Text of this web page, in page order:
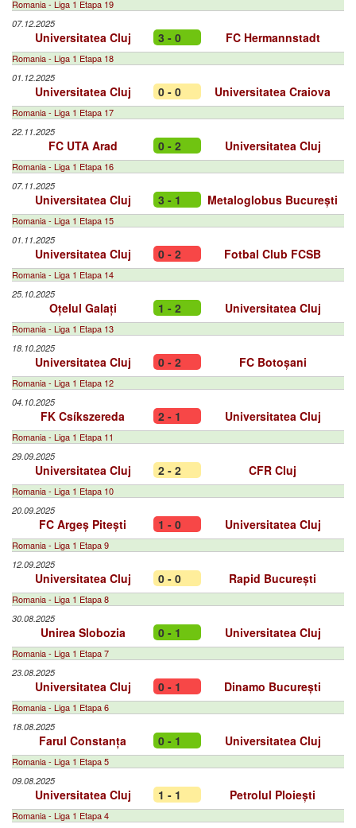
Romania - Liga 1 Etapa 19
07.12.2025
Universitatea Cluj 3 - 0 FC Hermannstadt
Romania - Liga 1 Etapa 18
01.12.2025
Universitatea Cluj 0 - 0 Universitatea Craiova
Romania - Liga 1 Etapa 17
22.11.2025
FC UTA Arad 0 - 2 Universitatea Cluj
Romania - Liga 1 Etapa 16
07.11.2025
Universitatea Cluj 3 - 1 Metaloglobus București
Romania - Liga 1 Etapa 15
01.11.2025
Universitatea Cluj 0 - 2 Fotbal Club FCSB
Romania - Liga 1 Etapa 14
25.10.2025
Oțelul Galați 1 - 2 Universitatea Cluj
Romania - Liga 1 Etapa 13
18.10.2025
Universitatea Cluj 0 - 2 FC Botoșani
Romania - Liga 1 Etapa 12
04.10.2025
FK Csíkszereda 2 - 1 Universitatea Cluj
Romania - Liga 1 Etapa 11
29.09.2025
Universitatea Cluj 2 - 2 CFR Cluj
Romania - Liga 1 Etapa 10
20.09.2025
FC Argeș Pitești 1 - 0 Universitatea Cluj
Romania - Liga 1 Etapa 9
12.09.2025
Universitatea Cluj 0 - 0 Rapid București
Romania - Liga 1 Etapa 8
30.08.2025
Unirea Slobozia 0 - 1 Universitatea Cluj
Romania - Liga 1 Etapa 7
23.08.2025
Universitatea Cluj 0 - 1 Dinamo București
Romania - Liga 1 Etapa 6
18.08.2025
Farul Constanța 0 - 1 Universitatea Cluj
Romania - Liga 1 Etapa 5
09.08.2025
Universitatea Cluj 1 - 1 Petrolul Ploiești
Romania - Liga 1 Etapa 4